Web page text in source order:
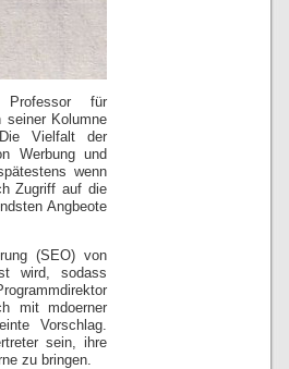
für
seiner Kolumne
Vielfalt der
Werbung und
wenn
Zugriff auf die
Angbeote
(SEO) von
wird, sodass
mit mdoerner
Vorschlag.
sein, ihre
zu bringen.